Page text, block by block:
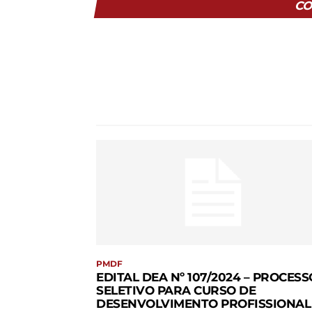
PMDF
EDITAL DEA Nº 107/2024 –
SELETIVO PARA CURSO DE
DESENVOLVIMENTO PROFISSIONAL